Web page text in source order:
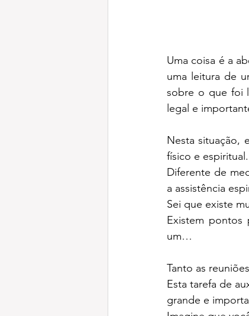
Uma coisa é a
uma leitura de
sobre o que foi
legal e
Nesta situação,
físico e espiritual.
Diferente de
a assistência
Sei que existe
Existem pontos
um…
Tanto as
Esta tarefa de
grande e